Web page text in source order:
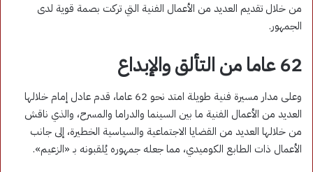
من خلال تقديم العديد من الأعمال الفنية التي تركت بصمة قوية لدى
الجمهور.
62 عاما من التألق والإبداع
وعلى مدار مسيرة فنية طويلة امتد نحو 62 عاما، قدم عادل إمام خلالها
العديد من الأعمال الفنية ما بين السينما والدراما والمسرح، والذي ناقش
من خلالها العديد من القضايا الاجتماعية والسياسية الخطيرة، إلى جانب
الأعمال ذات الطابع الكوميدي، مما جعله جمهوره يُلقبونه بـ «الزعيم».